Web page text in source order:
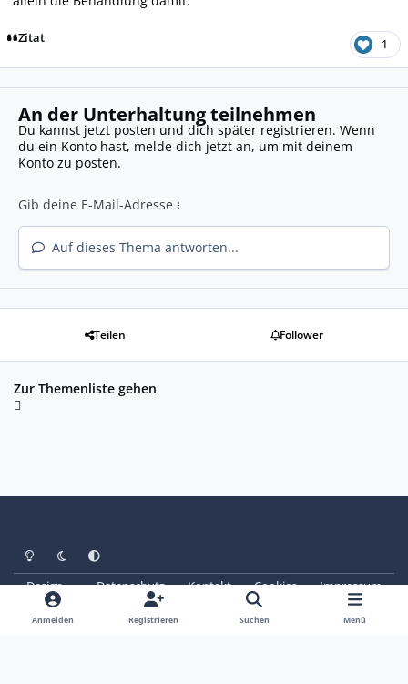
Zitat 1
An der Unterhaltung teilnehmen
Du kannst jetzt posten und dich später registrieren. Wenn
du ein Konto hast, melde dich jetzt an, um mit deinem
Konto zu posten.
Auf dieses Thema antworten...
Teilen Follower
Zur Themenliste gehen
Heller ModusDunkler Modus
Systemeinstellung
Design Datenschutz Kontakt Cookies
Impressum
© Copyright 2025 - SAABoteure e. V.
Powered by Invision Community
Anmelden Registrieren Suchen Menü